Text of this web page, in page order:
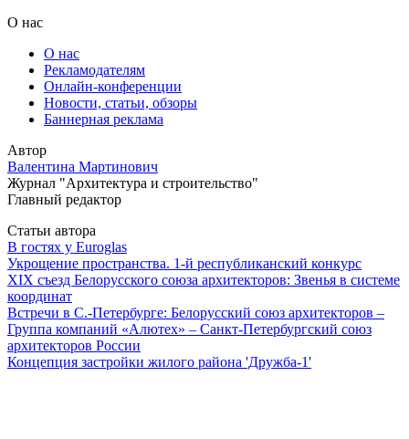
О нас
О нас
Рекламодателям
Онлайн-конференции
Новости, статьи, обзоры
Баннерная реклама
Автор
Валентина Мартинович
Журнал "Архитектура и строительство"
Главный редактор
Статьи автора
В гостях у Euroglas
Укрощение пространства. 1-й республиканский конкурс
XIX съезд Белорусского союза архитекторов: Звенья в системе
координат
Встречи в С.-Петербурге: Белорусский союз архитекторов –
Группа компаний «Алютех» – Санкт-Петербургский союз
архитекторов России
Концепция застройки жилого района 'Дружба-1'